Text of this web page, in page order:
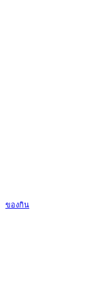
ของกิน